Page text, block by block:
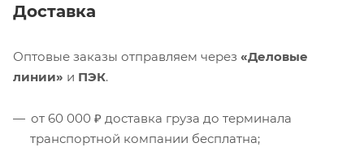
Доставка
Оптовые заказы отправляем через «Деловые
линии» и ПЭК.
от 60 000 ₽ доставка груза до терминала
транспортной компании бесплатна;